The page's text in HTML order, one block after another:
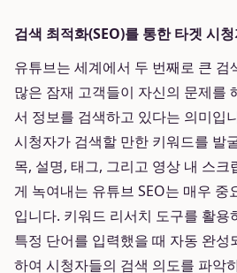
검색 최적화(SEO)를 통한 타겟 시
유튜브는 세계에서 두 번째로 큰 검
많은 잠재 고객들이 자신의 문제를
서 정보를 검색하고 있다는 의미입
시청자가 검색할 만한 키워드를 발
목, 설명, 태그, 그리고 영상 내 스크
게 녹여내는 유튜브 SEO는 매우 중
입니다. 키워드 리서치 도구를 활용
특정 단어를 입력했을 때 자동 완성
하여 시청자들의 검색 의도를 파악